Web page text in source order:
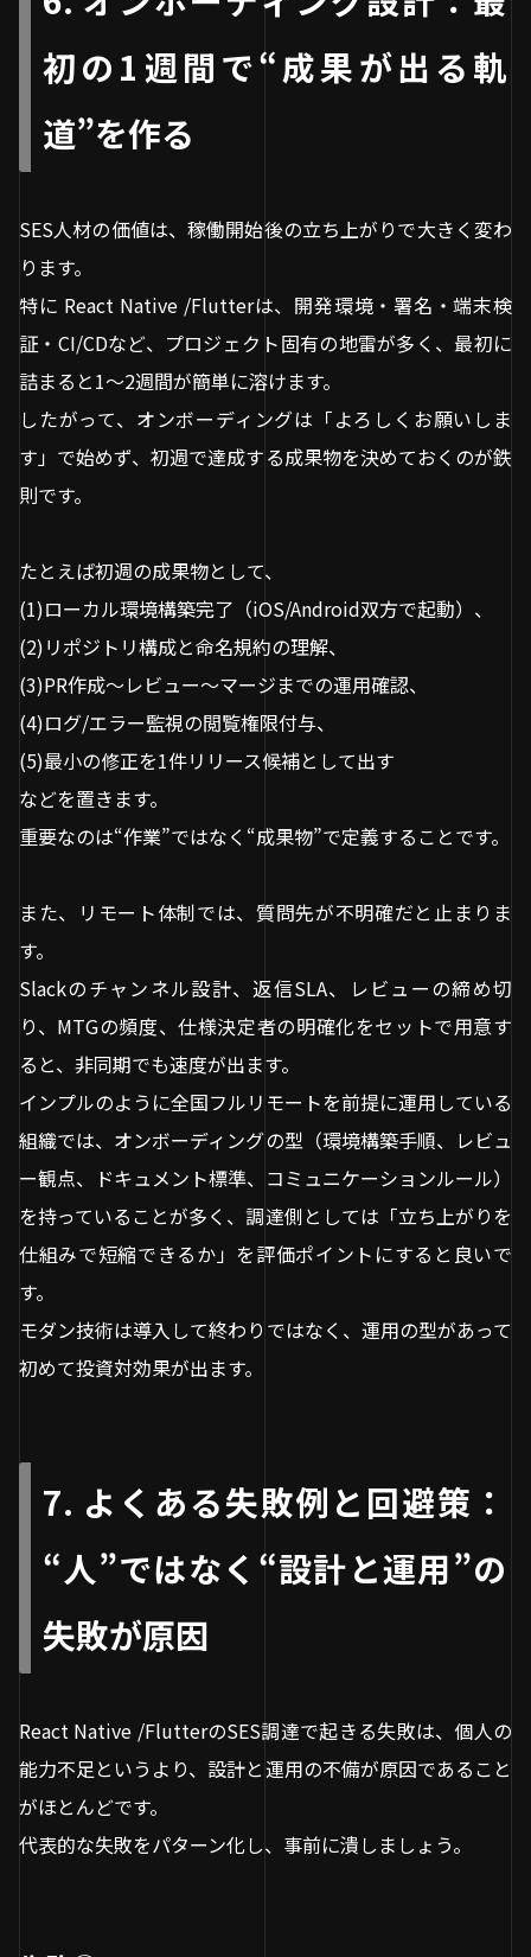
初の1週間で“成果が出る軌
道”を作る
SES人材の価値は、稼働開始後の立ち上がりで大きく変わ
ります。
特に React Native /Flutterは、開発環境・署名・端末検
証・CI/CDなど、プロジェクト固有の地雷が多く、最初に
詰まると1〜2週間が簡単に溶けます。
したがって、オンボーディングは「よろしくお願いしま
す」で始めず、初週で達成する成果物を決めておくのが鉄
則です。
たとえば初週の成果物として、
(1)ローカル環境構築完了（iOS/Android双方で起動）、
(2)リポジトリ構成と命名規約の理解、
(3)PR作成〜レビュー〜マージまでの運用確認、
(4)ログ/エラー監視の閲覧権限付与、
(5)最小の修正を1件リリース候補として出す
などを置きます。
重要なのは“作業”ではなく“成果物”で定義することです。
また、リモート体制では、質問先が不明確だと止まりま
す。
Slackのチャンネル設計、返信SLA、レビューの締め切
り、MTGの頻度、仕様決定者の明確化をセットで用意す
ると、非同期でも速度が出ます。
インプルのように全国フルリモートを前提に運用している
組織では、オンボーディングの型（環境構築手順、レビュ
ー観点、ドキュメント標準、コミュニケーションルール）
を持っていることが多く、調達側としては「立ち上がりを
仕組みで短縮できるか」を評価ポイントにすると良いで
す。
モダン技術は導入して終わりではなく、運用の型があって
初めて投資対効果が出ます。
7. よくある失敗例と回避策：
“人”ではなく“設計と運用”の
失敗が原因
React Native /FlutterのSES調達で起きる失敗は、個人の
能力不足というより、設計と運用の不備が原因であること
がほとんどです。
代表的な失敗をパターン化し、事前に潰しましょう。